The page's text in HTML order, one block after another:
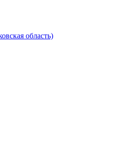
область)